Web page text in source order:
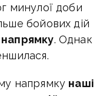
минулої доби
бойових дій
. Однак
напрямку наші